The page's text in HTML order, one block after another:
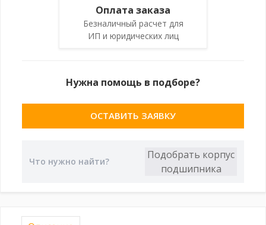
Оплата заказа
Безналичный расчет для
ИП и юридических лиц
Нужна помощь в подборе?
ОСТАВИТЬ ЗАЯВКУ